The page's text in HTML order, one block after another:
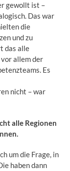
gewollt ist –
Das war
die
und zu
das alle
allem der
Es
nicht – war
alle Regionen
um die Frage, in
haben dann